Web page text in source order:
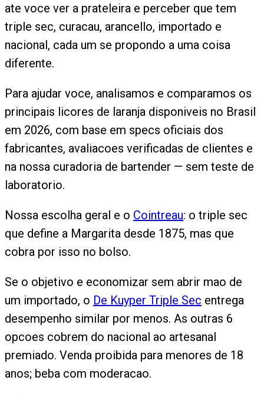
ate voce ver a prateleira e perceber que tem
triple sec, curacau, arancello, importado e
nacional, cada um se propondo a uma coisa
diferente.
Para ajudar voce, analisamos e comparamos os
principais licores de laranja disponiveis no Brasil
em 2026, com base em specs oficiais dos
fabricantes, avaliacoes verificadas de clientes e
na nossa curadoria de bartender — sem teste de
laboratorio.
Nossa escolha geral e o Cointreau: o triple sec
que define a Margarita desde 1875, mas que
cobra por isso no bolso.
Se o objetivo e economizar sem abrir mao de
um importado, o De Kuyper Triple Sec entrega
desempenho similar por menos. As outras 6
opcoes cobrem do nacional ao artesanal
premiado. Venda proibida para menores de 18
anos; beba com moderacao.